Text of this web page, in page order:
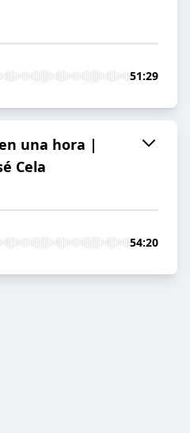
51:29
una hora |
Cela
54:20